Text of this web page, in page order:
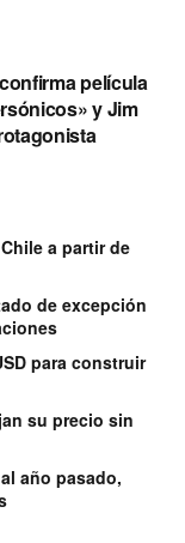
película
y Jim
a partir de
de excepción
para construir
su precio sin
año pasado,